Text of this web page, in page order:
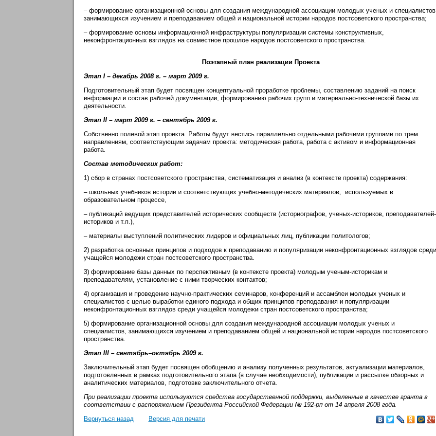
– формирование организационной основы для создания международной ассоциации молодых ученых и
занимающихся изучением и преподаванием общей и национальной истории народов постсоветского пространства;
– формирование основы информационной инфраструктуры популяризации системы конструктивных,
неконфронтационных взглядов на совместное прошлое народов постсоветского пространства.
Поэтапный план реализации Проекта
Этап I – декабрь 2008 г. – март 2009 г.
Подготовительный этап будет посвящен концептуальной проработке проблемы, составлению заданий на поиск
информации и состав рабочей документации, формированию рабочих групп и материально-технической базы их
деятельности.
Этап II – март 2009 г. – сентябрь 2009 г.
Собственно полевой этап проекта. Работы будут вестись параллельно отдельными рабочими группами по трем
направлениям, соответствующим задачам проекта: методическая работа, работа с активом и информационная
работа.
Состав методических работ:
1) сбор в странах постсоветского пространства, систематизация и анализ (в контексте проекта) содержания:
– школьных учебников истории и соответствующих учебно-методических материалов, используемых в
образовательном процессе,
– публикаций ведущих представителей исторических сообществ (историографов, ученых-историков, преподавателей-
историков и т.п.),
– материалы выступлений политических лидеров и официальных лиц, публикации политологов;
2) разработка основных принципов и подходов к преподаванию и популяризации неконфронтационных взглядов среди
учащейся молодежи стран постсоветского пространства.
3) формирование базы данных по перспективным (в контексте проекта) молодым ученым-историкам и
преподавателям, установление с ними творческих контактов;
4) организация и проведение научно-практических семинаров, конференций и ассамблеи молодых ученых и
специалистов с целью выработки единого подхода и общих принципов преподавания и популяризации
неконфронтационных взглядов среди учащейся молодежи стран постсоветского пространства;
5) формирование организационной основы для создания международной ассоциации молодых ученых и
специалистов, занимающихся изучением и преподаванием общей и национальной истории народов постсоветского
пространства.
Этап III – сентябрь–октябрь 2009 г.
Заключительный этап будет посвящен обобщению и анализу полученных результатов, актуализации материалов,
подготовленных в рамках подготовительного этапа (в случае необходимости), публикации и рассылке обзорных и
аналитических материалов, подготовке заключительного отчета.
При реализации проекта используются средства государственной поддержки, выделенные в качестве гранта в
соответствии с распоряжением Президента Российской Федерации № 192-рп от 14 апреля 2008 года.
Вернуться назад
Версия для печати